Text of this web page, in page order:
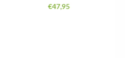
€47,95